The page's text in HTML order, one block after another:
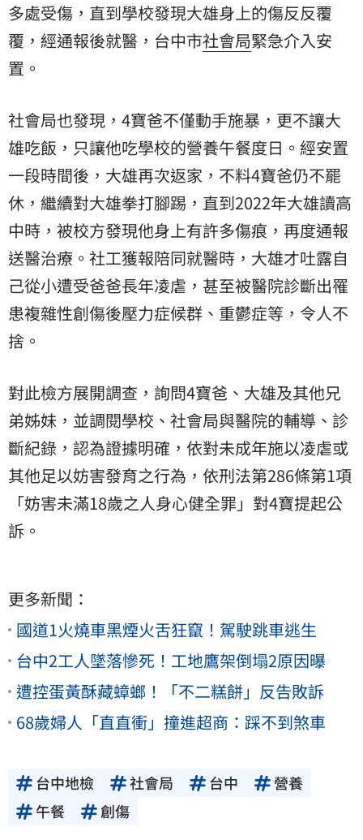
多處受傷，直到學校發現大雄身上的傷反反覆
覆，經通報後就醫，台中市社會局緊急介入安
置。
社會局也發現，4寶爸不僅動手施暴，更不讓大
雄吃飯，只讓他吃學校的營養午餐度日。經安置
一段時間後，大雄再次返家，不料4寶爸仍不罷
休，繼續對大雄拳打腳踢，直到2022年大雄讀高
中時，被校方發現他身上有許多傷痕，再度通報
送醫治療。社工獲報陪同就醫時，大雄才吐露自
己從小遭受爸爸長年凌虐，甚至被醫院診斷出罹
患複雜性創傷後壓力症候群、重鬱症等，令人不
捨。
對此檢方展開調查，詢問4寶爸、大雄及其他兄
弟姊妹，並調閱學校、社會局與醫院的輔導、診
斷紀錄，認為證據明確，依對未成年施以凌虐或
其他足以妨害發育之行為，依刑法第286條第1項
「妨害未滿18歲之人身心健全罪」對4寶提起公
訴。
更多新聞：
國道1火燒車黑煙火舌狂竄！駕駛跳車逃生
台中2工人墜落慘死！工地鷹架倒塌2原因曝
遭控蛋黃酥藏蟑螂！「不二糕餅」反告敗訴
68歲婦人「直直衝」撞進超商：踩不到煞車
台中地檢 社會局 台中
營養
午餐
創傷